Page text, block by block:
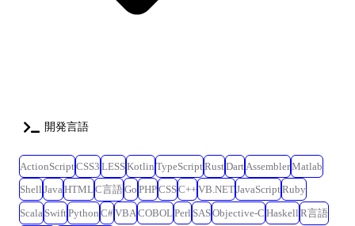
モート頻度は週1回程度(現場作業状況により変動) ■特徴:企業様内では
日々の業務を自動化(申請系フローの作成・脱Excelを目指した業務改善
■環境:PowerPlatform(PowerApps・PowerAutomate)、ExcelVBA ■工程:要件
定義、設計、開発、テスト ┗既に当社のメンバーが1名参画中(増員) ■特
徴:レガシーシステムからPowerPlatformへの移行を推進中にて実装方法の
自由度が高く、対象ツールの選定から関わることができる。 ┗同企業様
開発言語
ActionScriptCSS3 LESSKotlin TypeScriptRustDart AssemblerMatlab
Shell Java HTML C言語Go PHPCSSC++VB.NETJavaScriptRuby
Scala SwiftPython C#VBA COBOL Perl SASObjective-C Haskell R言語